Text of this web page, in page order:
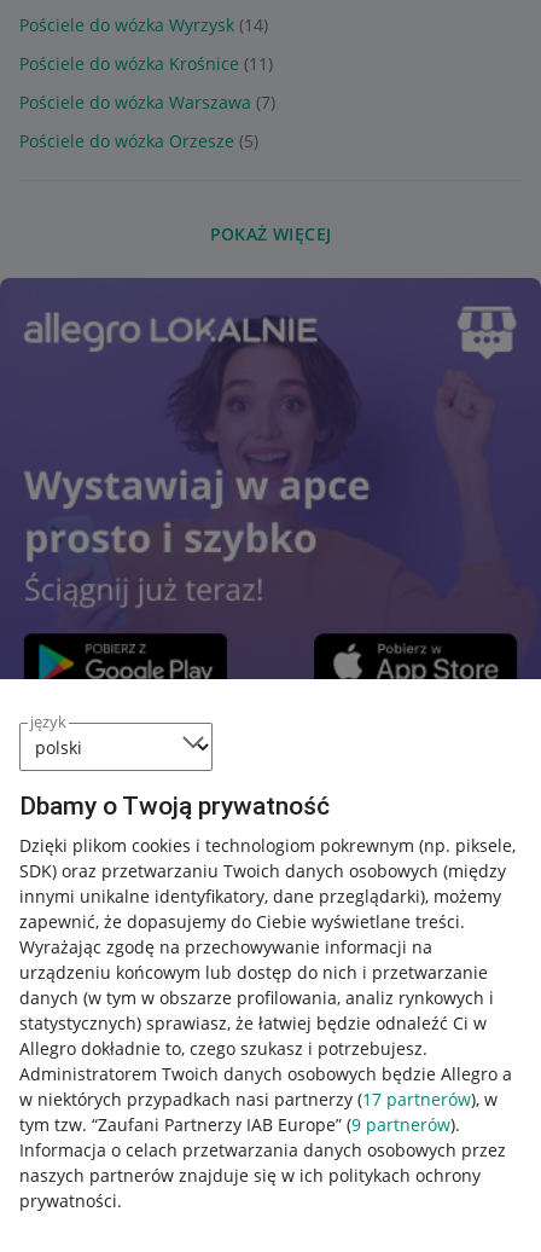
język
Dbamy o Twoją prywatność
Dzięki plikom cookies i technologiom pokrewnym (np. piksele,
SDK) oraz przetwarzaniu Twoich danych osobowych (między
innymi unikalne identyfikatory, dane przeglądarki), możemy
zapewnić, że dopasujemy do Ciebie wyświetlane treści.
Wyrażając zgodę na przechowywanie informacji na
urządzeniu końcowym lub dostęp do nich i przetwarzanie
danych (w tym w obszarze profilowania, analiz rynkowych i
statystycznych) sprawiasz, że łatwiej będzie odnaleźć Ci w
Allegro dokładnie to, czego szukasz i potrzebujesz.
Administratorem Twoich danych osobowych będzie Allegro a
w niektórych przypadkach nasi partnerzy (17 partnerów), w
tym tzw. “Zaufani Partnerzy IAB Europe” (9 partnerów).
Informacja o celach przetwarzania danych osobowych przez
naszych partnerów znajduje się w ich politykach ochrony
prywatności.
Pościele do wózka Wyrzysk (14)
Pościele do wózka Krośnice (11)
Pościele do wózka Warszawa (7)
Pościele do wózka Orzesze (5)
POKAŻ WIĘCEJ
Przydatne informacje
Napisz do nas
Allegro Gadane dla sprzedających
Allegro Gadane dla kupujących
Mapa miejscowości
Informacje prawne
Regulamin
Polityka plików "cookies"
Ustawienia plików "cookies"